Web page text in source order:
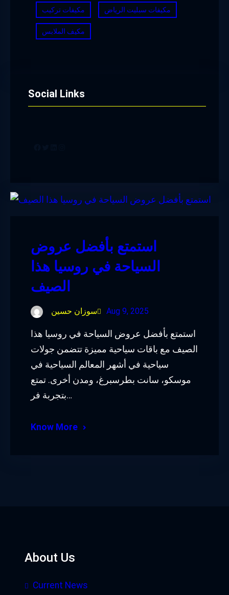
مكيفات تركيب مكيفات سبليت الرياض
مكيف الملابس
Social Links
استمتع بأفضل عروض
السياحة في روسيا هذا
الصيف
سوزان حسين Aug 9, 2025
استمتع بأفضل عروض السياحة في روسيا هذا
الصيف مع باقات سياحية مميزة تتضمن جولات
سياحية في أشهر المعالم السياحية في
موسكو، سانت بطرسبرغ، ومدن أخرى. تمتع
بتجربة فر…
Know More
About Us
Current News